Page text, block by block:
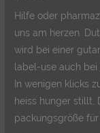
Hilfe oder
uns am herzen.
wird bei einer
label-use auch
In wenigen klicks
heiss hunger stillt,
packungsgröße